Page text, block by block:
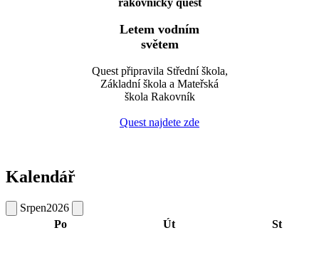
rakovnický quest
Letem vodním
světem
Quest připravila Střední škola,
Základní škola a Mateřská
škola Rakovník
Quest najdete zde
Kalendář
Srpen2026
Po
Út St